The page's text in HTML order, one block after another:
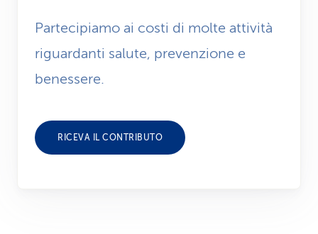
Partecipiamo ai costi di molte attività
riguardanti salute, prevenzione e
benessere.
RICEVA IL CONTRIBUTO